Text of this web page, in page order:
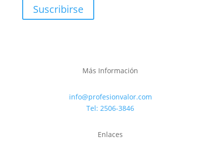
Suscribirse
Más Información
info@profesionvalor.com
Tel: 2506-3846
Enlaces